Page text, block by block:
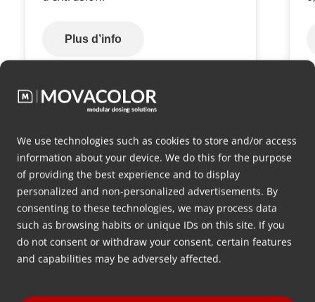
We use technologies such as cookies to store and/or access
information about your device. We do this for the purpose
of providing the best experience and to display
personalized and non-personalized advertisements. By
consenting to these technologies, we may process data
such as browsing habits or unique IDs on this site. If you
do not consent or withdraw your consent, certain features
and capabilities may be adversely affected.
Plus d’info
Aller à tous
Vous cherchez des conseils gratuits sur
la manière de doser au mieux votre
mélange-maître ?
Laissez-nous vos coordonnées ci-dessous et nous